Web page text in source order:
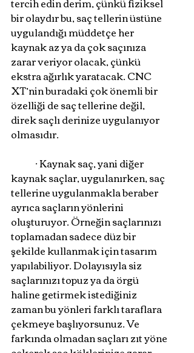
bir olaydır bu, saç tellerin üstüne
uygulandığı müddetçe her
kaynak az ya da çok saçınıza
zarar veriyor olacak, çünkü
ekstra ağırlık yaratacak. CNC
XT’nin buradaki çok önemli bir
özelliği de saç tellerine değil,
direk saçlı derinize uygulanıyor
olmasıdır.
kaynak saçlar, uygulanırken, saç
tellerine uygulanmakla beraber
ayrıca saçların yönlerini
oluşturuyor. Örneğin saçlarınızı
toplamadan sadece düz bir
şekilde kullanmak için tasarım
yapılabiliyor. Dolayısıyla siz
saçlarınızı topuz ya da örgü
haline getirmek istediğiniz
zaman bu yönleri farklı taraflara
çekmeye başlıyorsunuz. Ve
farkında olmadan saçları zıt yöne